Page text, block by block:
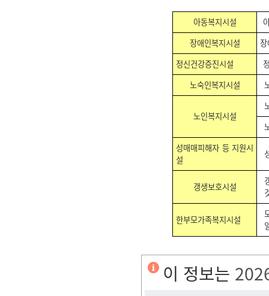
아동복지시설
장애인복지시설
정신건강증진시설
노숙인복지시설
노인복지시설
성매매피해자 등 지원시
설
갱생보호시설
한부모가족복지시설
이 정보는